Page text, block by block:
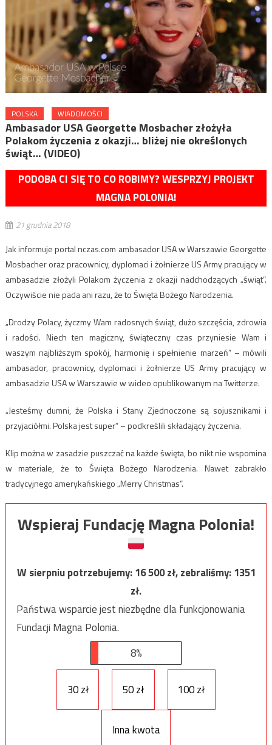
POLSKA WIADOMOŚCI
Ambasador USA Georgette Mosbacher złożyła
Polakom życzenia z okazji… bliżej nie określonych
świąt… (VIDEO)
PODOBA CI SIĘ TO CO ROBIMY? WESPRZYJ PROJEKT
MAGNA POLONIA!
21 grudnia 2018
Jak informuje portal nczas.com ambasador USA w Warszawie Georgette
Mosbacher oraz pracownicy, dyplomaci i żołnierze US Army pracujący w
ambasadzie złożyli Polakom życzenia z okazji nadchodzących „świąt”.
Oczywiście nie pada ani razu, że to Święta Bożego Narodzenia.
„Drodzy Polacy, życzmy Wam radosnych świąt, dużo szczęścia, zdrowia
i radości. Niech ten magiczny, świąteczny czas przyniesie Wam i
waszym najbliższym spokój, harmonię i spełnienie marzeń” – mówili
ambasador, pracownicy, dyplomaci i żołnierze US Army pracujący w
ambasadzie USA w Warszawie w wideo opublikowanym na Twitterze.
„Jesteśmy dumni, że Polska i Stany Zjednoczone są sojusznikami i
przyjaciółmi. Polska jest super” – podkreślili składający życzenia.
Klip można w zasadzie puszczać na każde święta, bo nikt nie wspomina
w materiale, że to Święta Bożego Narodzenia. Nawet zabrakło
tradycyjnego amerykańskiego „Merry Christmas”.
Wspieraj Fundację Magna Polonia!
W sierpniu potrzebujemy:16 500zł, zebraliśmy:1351
zł.
Państwa wsparcie jest niezbędne dla funkcjonowania
Fundacji Magna Polonia.
8%
30 zł 50 zł 100 zł
Inna kwota